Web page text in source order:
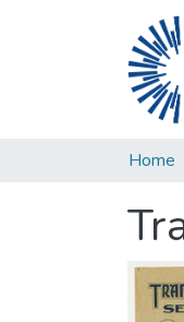
Home